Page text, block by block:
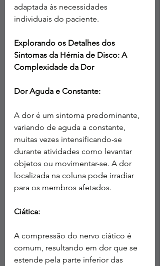
adaptada às necessidades
individuais do paciente.
Explorando os Detalhes dos
Sintomas da Hérnia de Disco: A
Complexidade da Dor
Dor Aguda e Constante:
A dor é um sintoma predominante,
variando de aguda a constante,
muitas vezes intensificando-se
durante atividades como levantar
objetos ou movimentar-se. A dor
localizada na coluna pode irradiar
para os membros afetados.
Ciática:
A compressão do nervo ciático é
comum, resultando em dor que se
estende pela parte inferior das